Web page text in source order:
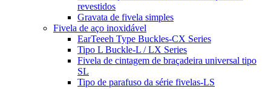
revestidos
Gravata de fivela simples
Fivela de aço inoxidável
EarTeeeh Type Buckles-CX Series
Tipo L Buckle-L / LX Series
Fivela de cintagem de braçadeira universal tipo
SL
Tipo de parafuso da série fivelas-LS